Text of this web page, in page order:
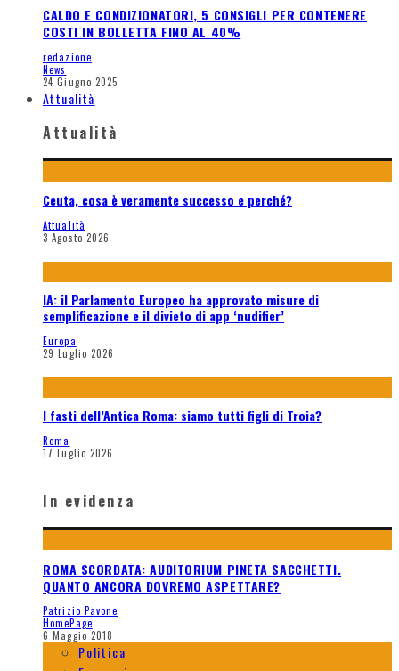
CALDO E CONDIZIONATORI, 5 CONSIGLI PER CONTENERE
COSTI IN BOLLETTA FINO AL 40%
redazione
News
24 Giugno 2025
Attualità
Attualità
Ceuta, cosa è veramente successo e perché?
Attualità
3 Agosto 2026
IA: il Parlamento Europeo ha approvato misure di
semplificazione e il divieto di app ‘nudifier’
Europa
29 Luglio 2026
I fasti dell’Antica Roma: siamo tutti figli di Troia?
Roma
17 Luglio 2026
In evidenza
ROMA SCORDATA: AUDITORIUM PINETA SACCHETTI.
QUANTO ANCORA DOVREMO ASPETTARE?
Patrizio Pavone
HomePage
6 Maggio 2018
Politica